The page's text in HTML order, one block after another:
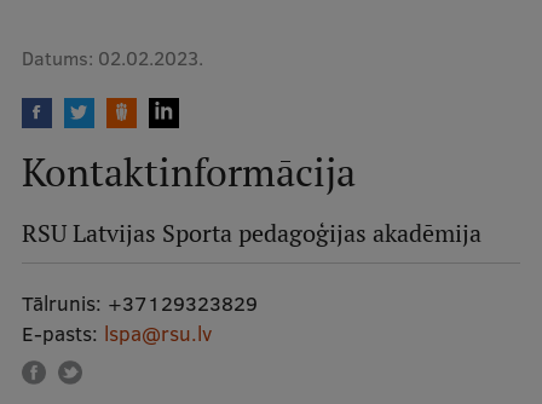
Starptautiskie projekti
Starptautiskie sadarbības partneri
EATRIS koordinators Latvijā
Datums: 02.02.2023.
Kontaktinformācija
RSU Latvijas Sporta pedagoģijas akadēmija
Tālrunis: +37129323829
E-pasts: lspa@rsu.lv